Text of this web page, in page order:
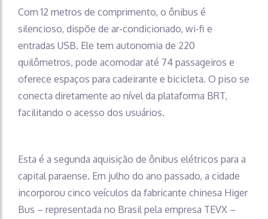
Com 12 metros de comprimento, o ônibus é
silencioso, dispõe de ar-condicionado, wi-fi e
entradas USB. Ele tem autonomia de 220
quilômetros, pode acomodar até 74 passageiros e
oferece espaços para cadeirante e bicicleta. O piso se
conecta diretamente ao nível da plataforma BRT,
facilitando o acesso dos usuários.
Esta é a segunda aquisição de ônibus elétricos para a
capital paraense. Em julho do ano passado, a cidade
incorporou cinco veículos da fabricante chinesa Higer
Bus – representada no Brasil pela empresa TEVX –